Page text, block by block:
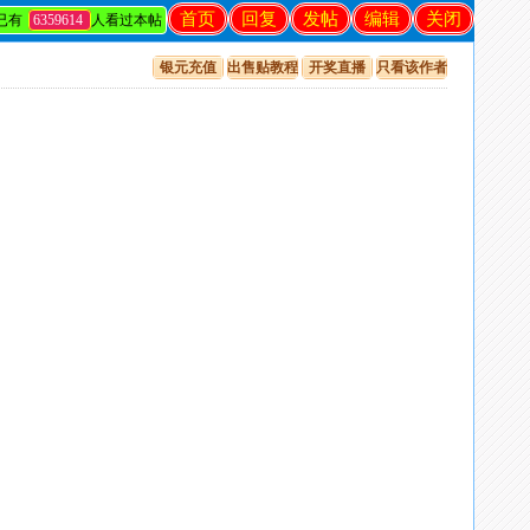
关闭
编辑
发帖
回复
首页
有 6359614 人看过本帖
银元充值 出售贴教程 开奖直播 只看该作者